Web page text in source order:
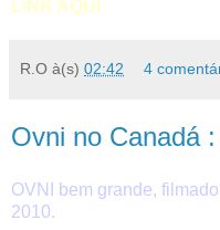
LINK AQUI
R.O à(s) 02:42 4
Ovni no Canadá
OVNI bem grande,
2010.